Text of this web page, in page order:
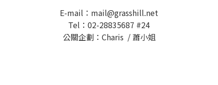
E-mail： mail@grasshill.net
Tel：02-28835687 #24
公關企劃：Charis / 蕭小姐